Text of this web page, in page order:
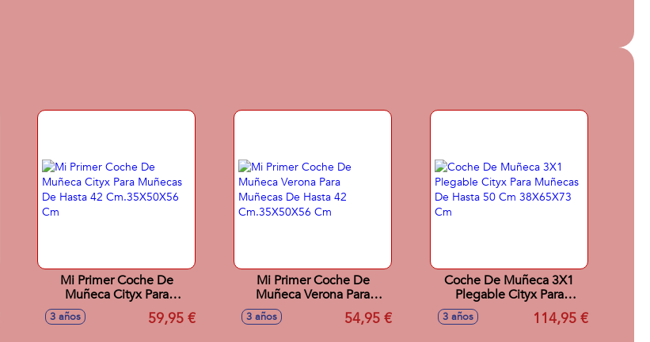
Mi Primer Coche De
Muñeca Cityx Para
Muñecas De Hasta 42
Cm.35X50X56 Cm
3 años 59,95 €
Mi Primer Coche De
Muñeca Verona Para
Muñecas De Hasta 42
Cm.35X50X56 Cm
3 años 54,95 €
Coche De Muñeca 3X1
Plegable Cityx Para
Muñecas De Hasta 50 Cm
38X65X73 Cm
3 años 114,95 €